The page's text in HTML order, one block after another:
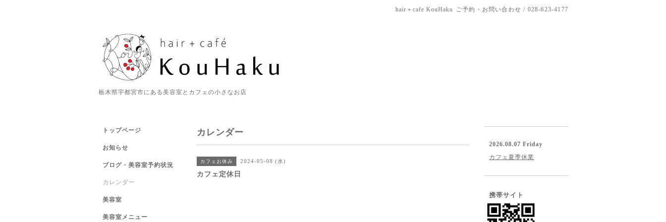
hair＋cafe KouHaku ご予約・お問い合わせ / 028-623-4177
栃木県宇都宮市にある美容室とカフェの小さなお店
カレンダー
カフェお休み 2024-05-08 (水)
カフェ定休日
トップページ
お知らせ
ブログ・美容室予約状況
カレンダー
美容室
美容室メニュー
2026.08.07 Friday
カフェ夏季休業
携帯サイト